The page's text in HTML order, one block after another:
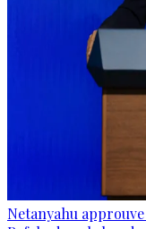
Netanyahu